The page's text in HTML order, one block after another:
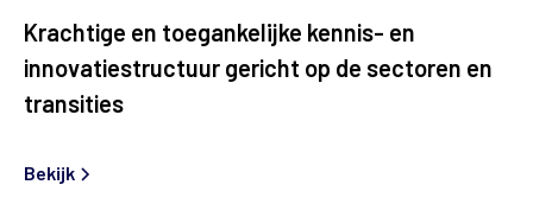
Krachtige en toegankelijke kennis- en
innovatiestructuur gericht op de sectoren en
transities
Bekijk